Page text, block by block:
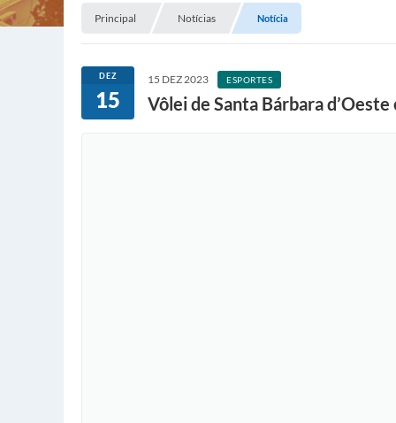
Principal Notícias Notícia
DEZ
15
15 DEZ 2023 ESPORTES
Vôlei de Santa Bárbara